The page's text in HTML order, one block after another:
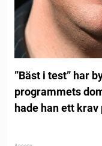
”Bäst i test” har
programmets
hade han ett